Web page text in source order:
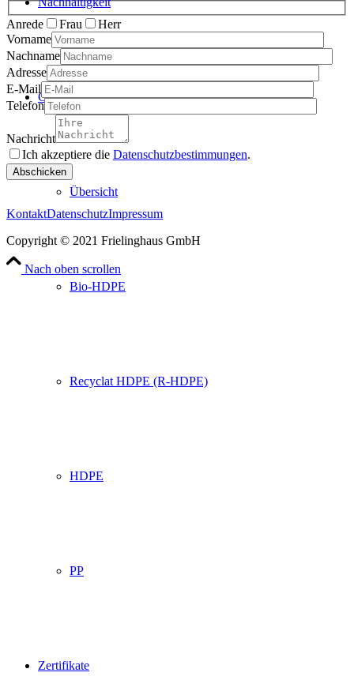
Granulate
Übersicht
Bio-HDPE
Recyclat HDPE (R-HDPE)
HDPE
PP
Zertifikate
Anrede Frau
Herr
Vorname
Nachname
Adresse
E-Mail
Telefon
Nachricht
Ich akzeptiere die Datenschutzbestimmungen.
Please
leave
field
KontaktDatenschutzImpressum
Copyright © 2021 Frielinghaus GmbH
Nach oben scrollen